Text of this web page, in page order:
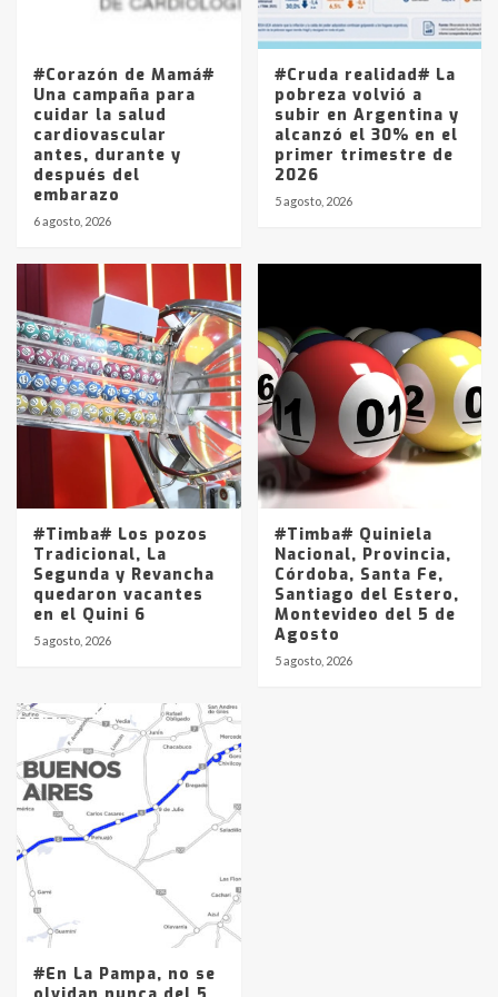
La Pampa, desde YPF hasta Axion
entre 857 a 1338 pesos
#Corazón de Mamá#
Una campaña para
cuidar la salud
cardiovascular
antes, durante y
después del
embarazo
6 agosto, 2026
#Cruda realidad# La
pobreza volvió a
subir en Argentina y
alcanzó el 30% en el
primer trimestre de
2026
5 agosto, 2026
#Timba# Los pozos
Tradicional, La
Segunda y Revancha
quedaron vacantes
en el Quini 6
5 agosto, 2026
#Timba# Quiniela
Nacional, Provincia,
Córdoba, Santa Fe,
Santiago del Estero,
Montevideo del 5 de
Agosto
5 agosto, 2026
#En La Pampa, no se